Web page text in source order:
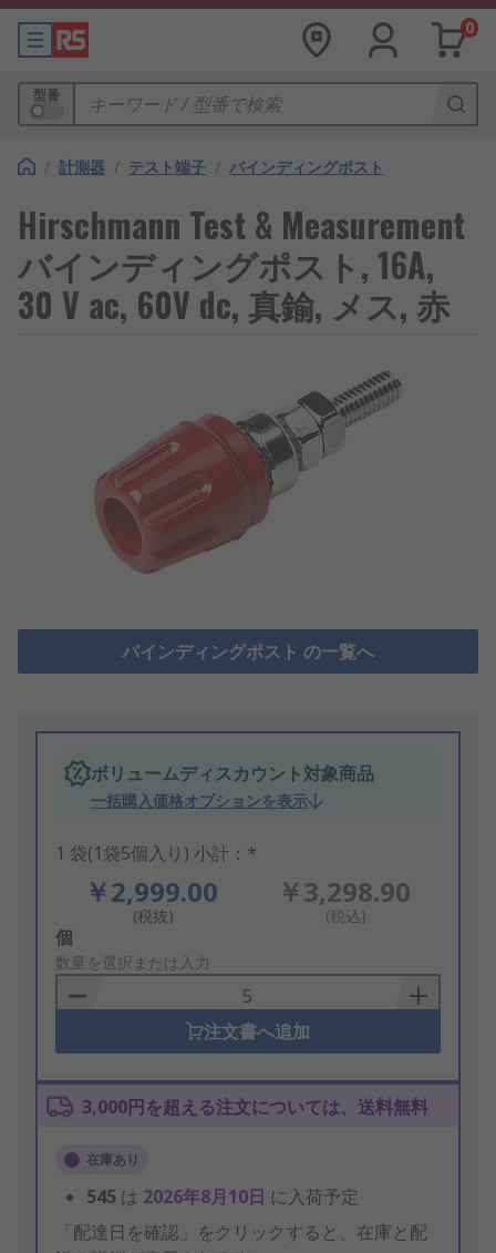
0
型番
/ 計測器 / テスト端子 / バインディングポスト
Hirschmann Test & Measurement
バインディングポスト, 16A,
30 V ac, 60V dc, 真鍮, メス, 赤
バインディングポスト の一覧へ
ボリュームディスカウント対象商品
一括購入価格オプションを表示
1 袋(1袋5個入り) 小計：*
￥2,999.00
(税抜)
￥3,298.90
(税込)
Add
to
Basket
個
数量を選択または入力
注文書へ追加
3,000円を超える注文については、送料無料
在庫あり
545 は 2026年8月10日 に入荷予定
「配達日を確認」をクリックすると、在庫と配